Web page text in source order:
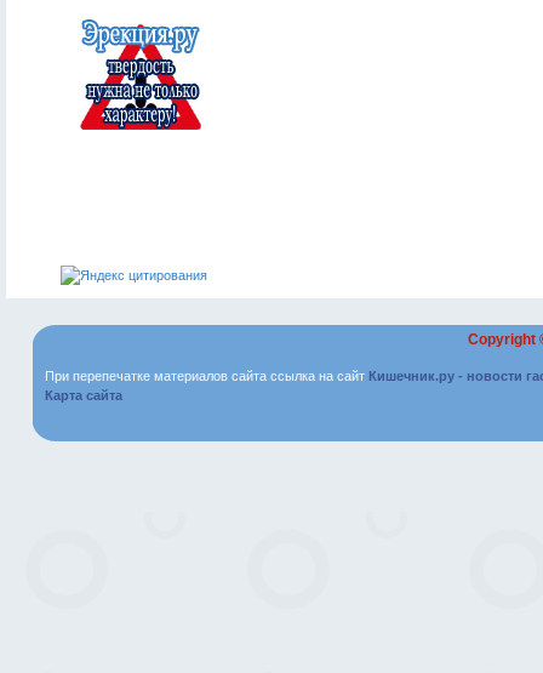
Copyright
При перепечатке материалов сайта ссылка на сайт Кишечник.ру - новости
Карта сайта